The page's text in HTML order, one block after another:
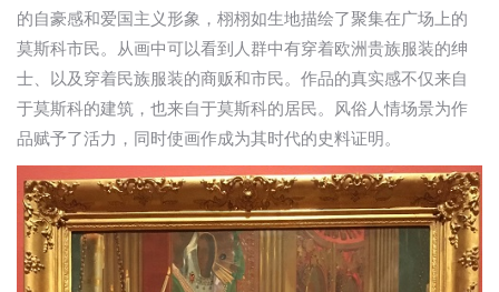
的自豪感和爱国主义形象，栩栩如生地描绘了聚集在广场上的
莫斯科市民。从画中可以看到人群中有穿着欧洲贵族服装的绅
士、以及穿着民族服装的商贩和市民。作品的真实感不仅来自
于莫斯科的建筑，也来自于莫斯科的居民。风俗人情场景为作
品赋予了活力，同时使画作成为其时代的史料证明。